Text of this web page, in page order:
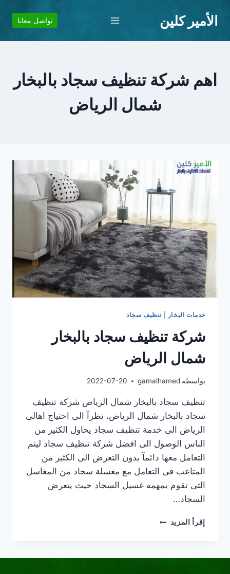
الأمير كلين تواصل معانا
اهم شركة تنظيف سجاد بالبخار
شمال الرياض
خدمات البخار تنظيف سجاد
شركة تنظيف سجاد بالبخار
شمال الرياض
بواسطة gamalhamed
2022-07-20
تنظيف سجاد بالبخار شمال الرياض شركة تنظيف
سجاد بالبخار شمال الرياض، نظرآ الى احتياج اهالى
الرياض الى خدمة تنظيف سجاد يحاول الكثير من
الناس الوصول الى افضل شركة تنظيف سجاد ليتم
التعامل معها دائمآ بدون التعرض الى الكثير من
المتاعب فى التعامل مع مغسلة سجاد من المغاسل
التى تقوم بمهمه غسيل السجاد حيث يتعرض
السجاد…
إقرأ المزيد شركة